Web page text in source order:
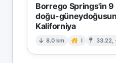
Borrego Springs'in 9
doğu-
Kaliforniya
8.0 km I 33.22,